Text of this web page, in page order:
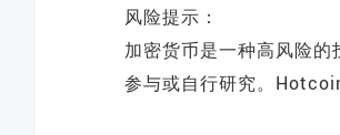
风险提示：
加密货币是一种高风险
参与或自行研究。